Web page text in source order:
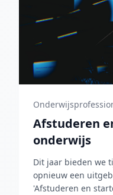
Afstuderen
onderwijs
Dit jaar bieden we
opnieuw een
'Afstuderen en